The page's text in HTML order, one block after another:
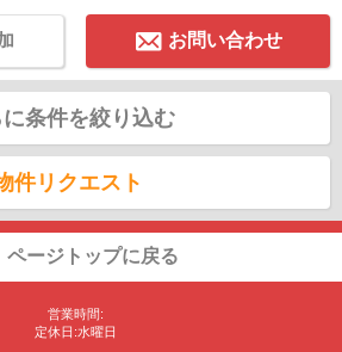
お問い合わせ
に条件を絞り込む
件リクエスト
ページトップに戻る
営業時間:
定休日:水曜日